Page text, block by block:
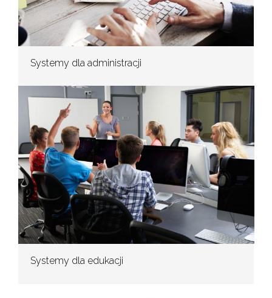
Systemy dla administracji
Systemy dla edukacji